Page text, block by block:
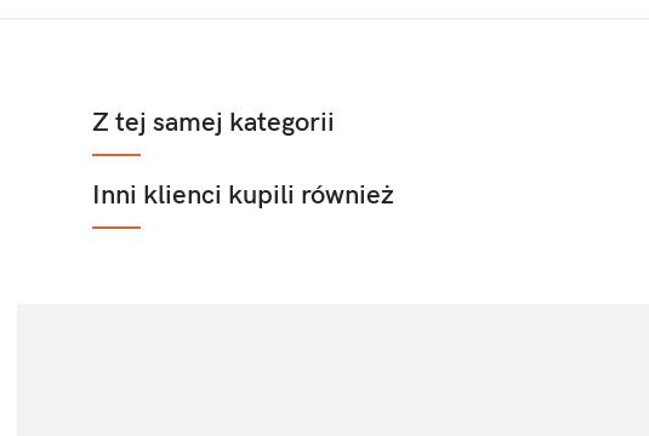
Z tej samej kategorii
Inni klienci kupili również